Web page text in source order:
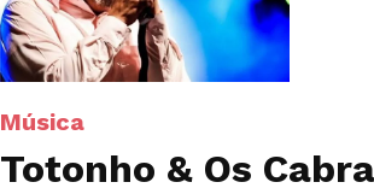
Música
Totonho & Os Cabra